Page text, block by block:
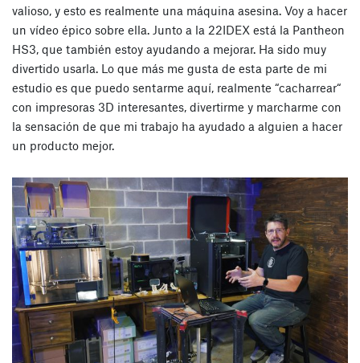
valioso, y esto es realmente una máquina asesina. Voy a hacer
un vídeo épico sobre ella. Junto a la 22IDEX está la Pantheon
HS3, que también estoy ayudando a mejorar. Ha sido muy
divertido usarla. Lo que más me gusta de esta parte de mi
estudio es que puedo sentarme aquí, realmente “cacharrear“
con impresoras 3D interesantes, divertirme y marcharme con
la sensación de que mi trabajo ha ayudado a alguien a hacer
un producto mejor.